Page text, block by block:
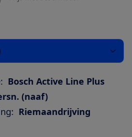
Bosch Active Line Plus
(naaf)
Riemaandrijving